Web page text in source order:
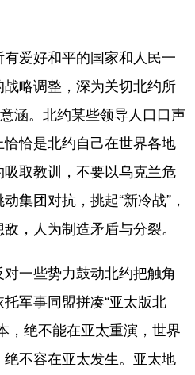
河北 山西
上海 江苏
福建 江西
湖北 湖南
云南 西藏
青海 宁夏
黑龙江
爱好和平的国家和人民一
略调整，深为关切北约所
涵。北约某些领导人口口声
恰是北约自己在世界各地
取教训，不要以乌克兰危
集团对抗，挑起“新冷战”，
，人为制造矛盾与分裂。
一些势力鼓动北约把触角
军事同盟拼凑“亚太版北
，绝不能在亚太重演，世界
绝不容在亚太发生。亚太地